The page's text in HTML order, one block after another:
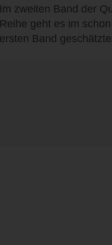
Im zweiten Band der
Reihe geht es im
ersten Band